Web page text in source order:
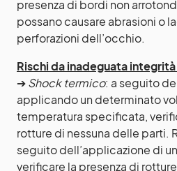
presenza di bordi non
possano causare abrasioni o
perforazioni dell’occhio.
Rischi da inadeguata
➔Shock termico: a seguito
applicando un determinato
temperatura specificata,
rotture di nessuna delle parti.
seguito dell’applicazione di
verificare la presenza di